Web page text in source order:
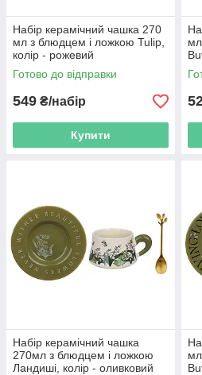
Набір керамічний чашка 270
мл з блюдцем і ложкою Tulip,
колір - рожевий
Готово до відправки
549 ₴/набір
Купити
Набір керамічний чашка
270мл з блюдцем і ложкою
Ландиші, колір - оливковий